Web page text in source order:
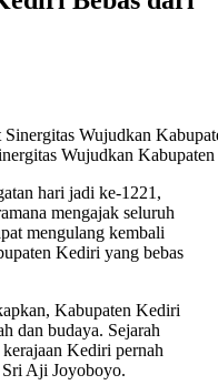
Wujudkan
hari jadi ke-1221,
mengajak seluruh
mengulang kembali
Kediri yang bebas
Kabupaten Kediri
dan budaya. Sejarah
Kediri pernah
Sri Aji Joyoboyo.